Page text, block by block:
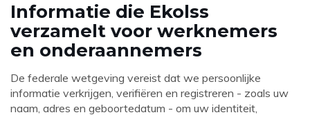
Informatie die Ekolss
verzamelt voor werknemers
en onderaannemers
De federale wetgeving vereist dat we persoonlijke
informatie verkrijgen, verifiëren en registreren - zoals uw
naam, adres en geboortedatum - om uw identiteit,